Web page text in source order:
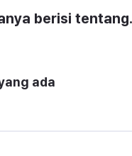
berisi
ada